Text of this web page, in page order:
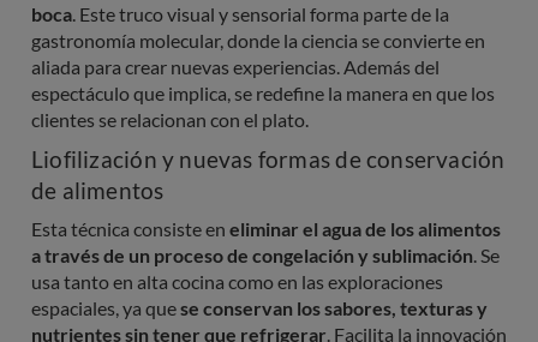
boca . Este truco visual y sensorial forma parte de la
gastronomía molecular, donde la ciencia se convierte en
aliada para crear nuevas experiencias. Además del
espectáculo que implica, se redefine la manera en que los
clientes se relacionan con el plato.
Liofilización y nuevas formas de conservación
de alimentos
Esta técnica consiste en eliminar el agua de los alimentos
a través de un proceso de congelación y sublimación. Se
usa tanto en alta cocina como en las exploraciones
espaciales, ya quese conservan los sabores, texturas y
nutrientes sin tener que refrigerar. Facilita la innovación